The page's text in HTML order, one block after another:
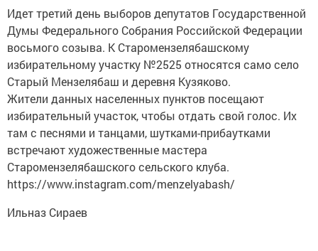
Идет третий день выборов депутатов Государственной
Думы Федерального Собрания Российской Федерации
восьмого созыва. К Старомензелябашскому
избирательному участку №2525 относятся само село
Старый Мензелябаш и деревня Кузяково.
Жители данных населенных пунктов посещают
избирательный участок, чтобы отдать свой голос. Их
там с песнями и танцами, шутками-прибаутками
встречают художественные мастера
Старомензелябашского сельского клуба.
https://www.instagram.com/menzelyabash/
Ильназ Сираев